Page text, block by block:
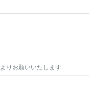
よりお願いいたします